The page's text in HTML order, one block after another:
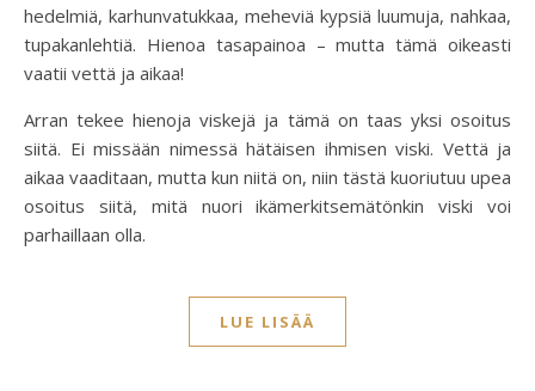
hedelmiä, karhunvatukkaa, meheviä kypsiä luumuja, nahkaa,
tupakanlehtiä. Hienoa tasapainoa – mutta tämä oikeasti
vaatii vettä ja aikaa!
Arran tekee hienoja viskejä ja tämä on taas yksi osoitus
siitä. Ei missään nimessä hätäisen ihmisen viski. Vettä ja
aikaa vaaditaan, mutta kun niitä on, niin tästä kuoriutuu upea
osoitus siitä, mitä nuori ikämerkitsemätönkin viski voi
parhaillaan olla.
LUE LISÄÄ